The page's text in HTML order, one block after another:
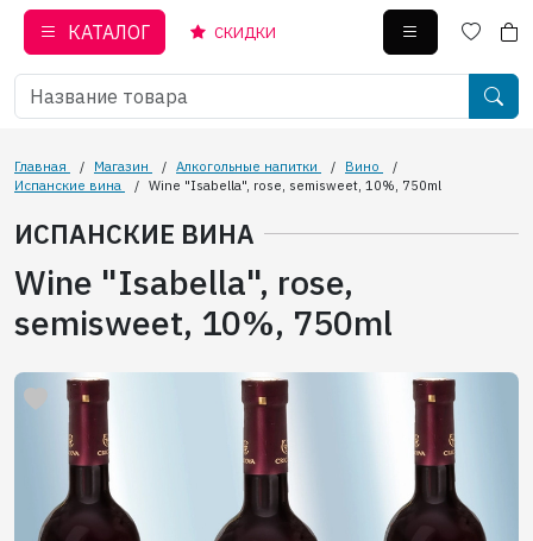
КАТАЛОГ СКИДКИ
Главная / Магазин / Алкогольные напитки / Вино
/
Испанские вина
/ Wine "Isabella", rose, semisweet, 10%, 750ml
ИСПАНСКИЕ ВИНА
Wine "Isabella", rose,
semisweet, 10%, 750ml